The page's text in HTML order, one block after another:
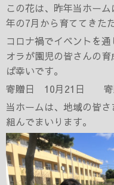
この花は、昨年当ホー
年の7月から育ててきた
コロナ禍でイベントを
オラが園児の皆さんの
ば幸いです。
寄贈日 10月21日 寄
当ホームは、地域の皆
組んでまいります。